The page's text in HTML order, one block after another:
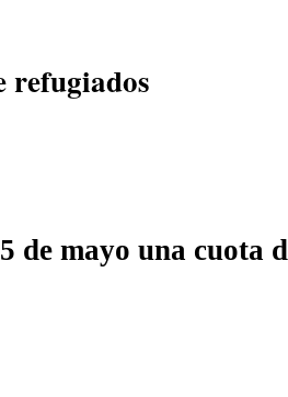
refugiados
mayo una cuota